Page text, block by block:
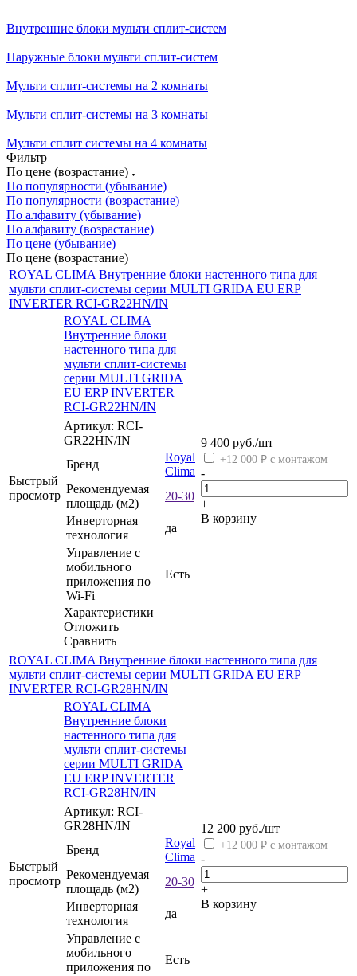
Внутренние блоки мульти сплит-систем
Наружные блоки мульти сплит-систем
Мульти сплит-системы на 2 комнаты
Мульти сплит-системы на 3 комнаты
Мульти сплит системы на 4 комнаты
Фильтр
По цене (возрастание)
По популярности (убывание)
По популярности (возрастание)
По алфавиту (убывание)
По алфавиту (возрастание)
По цене (убывание)
По цене (возрастание)
ROYAL CLIMA Внутренние блоки настенного типа для
мульти сплит-системы серии MULTI GRIDA EU ERP
INVERTER RCI-GR22HN/IN
Быстрый
просмотр
ROYAL CLIMA
Внутренние блоки
настенного типа для
мульти сплит-системы
серии MULTI GRIDA
EU ERP INVERTER
RCI-GR22HN/IN
Артикул: RCI-
GR22HN/IN
Бренд
Royal
Clima
Рекомендуемая
площадь (м2)
20-30
Инверторная
технология
да
Управление c
мобильного
приложения по
Wi-Fi
Есть
Характеристики
Отложить
Сравнить
9 400 руб./шт
+12 000 ₽ с монтажом
-
+
В корзину
ROYAL CLIMA Внутренние блоки настенного типа для
мульти сплит-системы серии MULTI GRIDA EU ERP
INVERTER RCI-GR28HN/IN
Быстрый
просмотр
ROYAL CLIMA
Внутренние блоки
настенного типа для
мульти сплит-системы
серии MULTI GRIDA
EU ERP INVERTER
RCI-GR28HN/IN
Артикул: RCI-
GR28HN/IN
Бренд
Royal
Clima
Рекомендуемая
площадь (м2)
20-30
Инверторная
технология
да
Управление c
мобильного
приложения по
Есть
12 200 руб./шт
+12 000 ₽ с монтажом
-
+
В корзину